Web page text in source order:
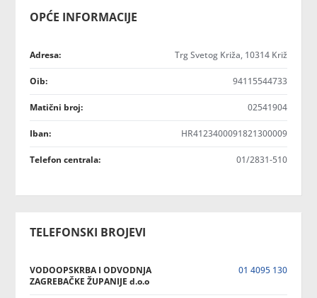
OPĆE INFORMACIJE
Adresa: Trg Svetog Križa, 10314 Križ
Oib: 94115544733
Matični broj: 02541904
Iban: HR4123400091821300009
Telefon centrala: 01/2831-510
TELEFONSKI BROJEVI
VODOOPSKRBA I ODVODNJA
ZAGREBAČKE ŽUPANIJE d.o.o
01 4095 130